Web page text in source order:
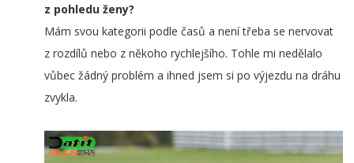
z pohledu ženy?
Mám svou kategorii podle časů a není třeba se nervovat
z rozdílů nebo z někoho rychlejšího. Tohle mi nedělalo
vůbec žádný problém a ihned jsem si po výjezdu na dráhu
zvykla.